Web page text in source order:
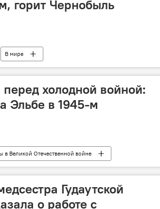
горит Чернобыль
В мире
перед холодной войной:
Эльбе в 1945-м
в Великой Отечественной войне
Гудаутской
о работе с